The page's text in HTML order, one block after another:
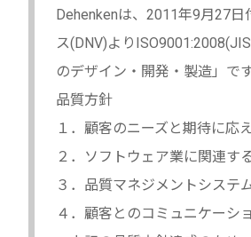
Dehenkenは、2011年9月27
ス(DNV)より
のデザイン・開発・製造」で
品質方針
１．顧客のニーズと期待に応
２．ソフトウェア業に関連す
３．品質マネジメントシステ
４．顧客とのコミュニケーシ